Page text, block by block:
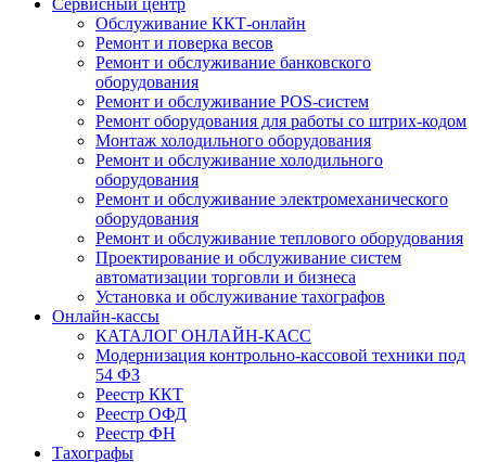
Сервисный центр
Обслуживание ККТ-онлайн
Ремонт и поверка весов
Ремонт и обслуживание банковского
оборудования
Ремонт и обслуживание POS-систем
Ремонт оборудования для работы со штрих-кодом
Монтаж холодильного оборудования
Ремонт и обслуживание холодильного
оборудования
Ремонт и обслуживание электромеханического
оборудования
Ремонт и обслуживание теплового оборудования
Проектирование и обслуживание систем
автоматизации торговли и бизнеса
Установка и обслуживание тахографов
Онлайн-кассы
КАТАЛОГ ОНЛАЙН-КАСС
Модернизация контрольно-кассовой техники под
54 ФЗ
Реестр ККТ
Реестр ОФД
Реестр ФН
Тахографы